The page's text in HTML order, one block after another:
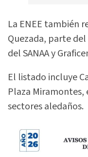
La ENEE también
Quezada, parte
del SANAA y
El listado incluye
Plaza
sectores aledaños.